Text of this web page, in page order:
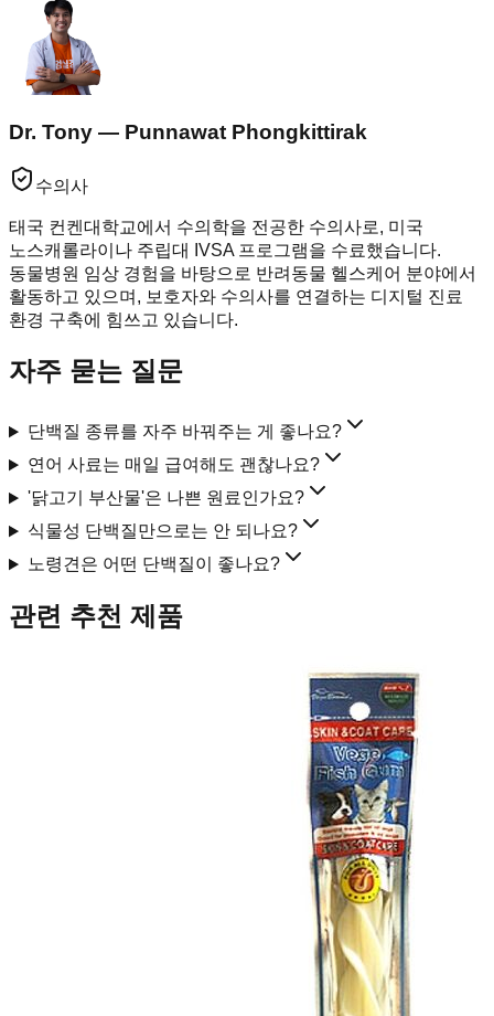
Dr. Tony — Punnawat Phongkittirak
수의사
태국 컨켄대학교에서 수의학을 전공한 수의사로, 미국
노스캐롤라이나 주립대 IVSA 프로그램을 수료했습니다.
동물병원 임상 경험을 바탕으로 반려동물 헬스케어 분야에서
활동하고 있으며, 보호자와 수의사를 연결하는 디지털 진료
환경 구축에 힘쓰고 있습니다.
자주 묻는 질문
단백질 종류를 자주 바꿔주는 게 좋나요?
연어 사료는 매일 급여해도 괜찮나요?
'닭고기 부산물'은 나쁜 원료인가요?
식물성 단백질만으로는 안 되나요?
노령견은 어떤 단백질이 좋나요?
관련 추천 제품